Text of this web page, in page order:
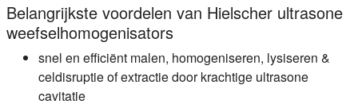
Belangrijkste voordelen van Hielscher ultrasone
weefselhomogenisators
snel en efficiënt malen, homogeniseren, lysiseren &
celdisruptie of extractie door krachtige ultrasone
cavitatie